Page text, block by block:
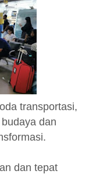
transportasi,
dan
dan tepat